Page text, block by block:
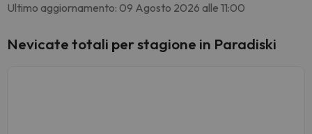
Ultimo aggiornamento: 09 Agosto 2026 alle 11:00
Nevicate totali per stagione in Paradiski